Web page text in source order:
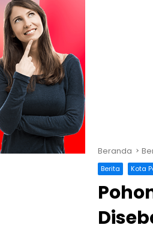
Beranda
Berita Kota